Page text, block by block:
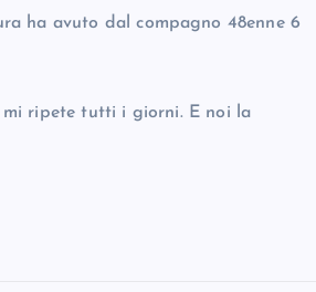
ha avuto dal compagno 48enne 6
mi ripete tutti i giorni. E noi la